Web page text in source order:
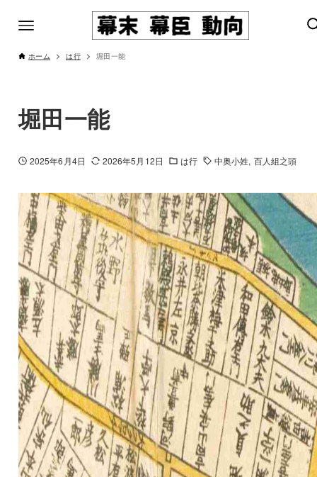
ホーム は行 堀田一能
堀田一能
2025年6月4日 2026年5月12日 は行 中奥小姓 百人組之頭